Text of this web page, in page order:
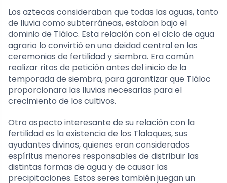
Los aztecas consideraban que todas las aguas, tanto
de lluvia como subterráneas, estaban bajo el
dominio de Tláloc. Esta relación con el ciclo de agua
agrario lo convirtió en una deidad central en las
ceremonias de fertilidad y siembra. Era común
realizar ritos de petición antes del inicio de la
temporada de siembra, para garantizar que Tláloc
proporcionara las lluvias necesarias para el
crecimiento de los cultivos.
Otro aspecto interesante de su relación con la
fertilidad es la existencia de los Tlaloques, sus
ayudantes divinos, quienes eran considerados
espíritus menores responsables de distribuir las
distintas formas de agua y de causar las
precipitaciones. Estos seres también juegan un